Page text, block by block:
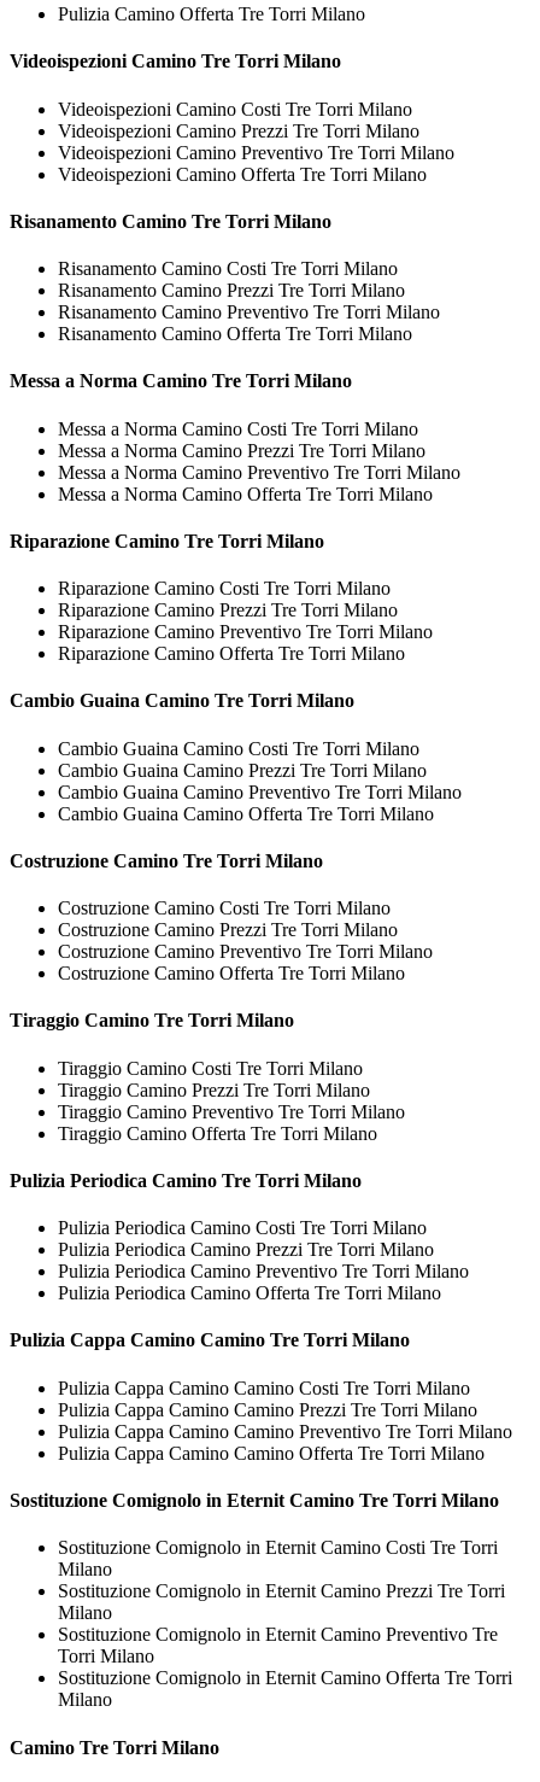
Pulizia Camino Offerta Tre Torri Milano
Videoispezioni Camino Tre Torri Milano
Videoispezioni Camino Costi Tre Torri Milano
Videoispezioni Camino Prezzi Tre Torri Milano
Videoispezioni Camino Preventivo Tre Torri Milano
Videoispezioni Camino Offerta Tre Torri Milano
Risanamento Camino Tre Torri Milano
Risanamento Camino Costi Tre Torri Milano
Risanamento Camino Prezzi Tre Torri Milano
Risanamento Camino Preventivo Tre Torri Milano
Risanamento Camino Offerta Tre Torri Milano
Messa a Norma Camino Tre Torri Milano
Messa a Norma Camino Costi Tre Torri Milano
Messa a Norma Camino Prezzi Tre Torri Milano
Messa a Norma Camino Preventivo Tre Torri Milano
Messa a Norma Camino Offerta Tre Torri Milano
Riparazione Camino Tre Torri Milano
Riparazione Camino Costi Tre Torri Milano
Riparazione Camino Prezzi Tre Torri Milano
Riparazione Camino Preventivo Tre Torri Milano
Riparazione Camino Offerta Tre Torri Milano
Cambio Guaina Camino Tre Torri Milano
Cambio Guaina Camino Costi Tre Torri Milano
Cambio Guaina Camino Prezzi Tre Torri Milano
Cambio Guaina Camino Preventivo Tre Torri Milano
Cambio Guaina Camino Offerta Tre Torri Milano
Costruzione Camino Tre Torri Milano
Costruzione Camino Costi Tre Torri Milano
Costruzione Camino Prezzi Tre Torri Milano
Costruzione Camino Preventivo Tre Torri Milano
Costruzione Camino Offerta Tre Torri Milano
Tiraggio Camino Tre Torri Milano
Tiraggio Camino Costi Tre Torri Milano
Tiraggio Camino Prezzi Tre Torri Milano
Tiraggio Camino Preventivo Tre Torri Milano
Tiraggio Camino Offerta Tre Torri Milano
Pulizia Periodica Camino Tre Torri Milano
Pulizia Periodica Camino Costi Tre Torri Milano
Pulizia Periodica Camino Prezzi Tre Torri Milano
Pulizia Periodica Camino Preventivo Tre Torri Milano
Pulizia Periodica Camino Offerta Tre Torri Milano
Pulizia Cappa Camino Camino Tre Torri Milano
Pulizia Cappa Camino Camino Costi Tre Torri Milano
Pulizia Cappa Camino Camino Prezzi Tre Torri Milano
Pulizia Cappa Camino Camino Preventivo Tre Torri Milano
Pulizia Cappa Camino Camino Offerta Tre Torri Milano
Sostituzione Comignolo in Eternit Camino Tre Torri Milano
Sostituzione Comignolo in Eternit Camino Costi Tre Torri
Milano
Sostituzione Comignolo in Eternit Camino Prezzi Tre Torri
Milano
Sostituzione Comignolo in Eternit Camino Preventivo Tre
Torri Milano
Sostituzione Comignolo in Eternit Camino Offerta Tre Torri
Milano
Camino Tre Torri Milano